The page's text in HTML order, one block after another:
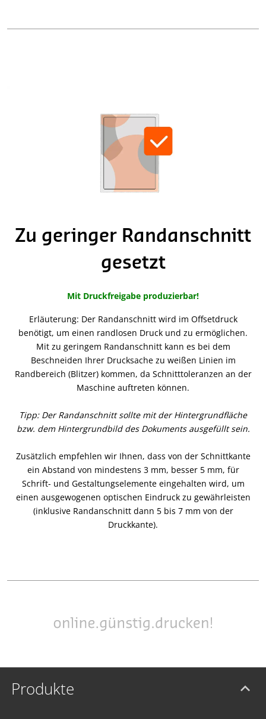
Zu geringer Randanschnitt
gesetzt
Mit Druckfreigabe produzierbar!
Erläuterung: Der Randanschnitt wird im Offsetdruck
benötigt, um einen randlosen Druck und zu ermöglichen.
Mit zu geringem Randanschnitt kann es bei dem
Beschneiden Ihrer Drucksache zu weißen Linien im
Randbereich (Blitzer) kommen, da Schnitttoleranzen an der
Maschine auftreten können.
Tipp: Der Randanschnitt sollte mit der Hintergrundfläche
bzw. dem Hintergrundbild des Dokuments ausgefüllt sein.
Zusätzlich empfehlen wir Ihnen, dass von der Schnittkante
ein Abstand von mindestens 3 mm, besser 5 mm, für
Schrift- und Gestaltungselemente eingehalten wird, um
einen ausgewogenen optischen Eindruck zu gewährleisten
(inklusive Randanschnitt dann 5 bis 7 mm von der
Druckkante).
Produkte